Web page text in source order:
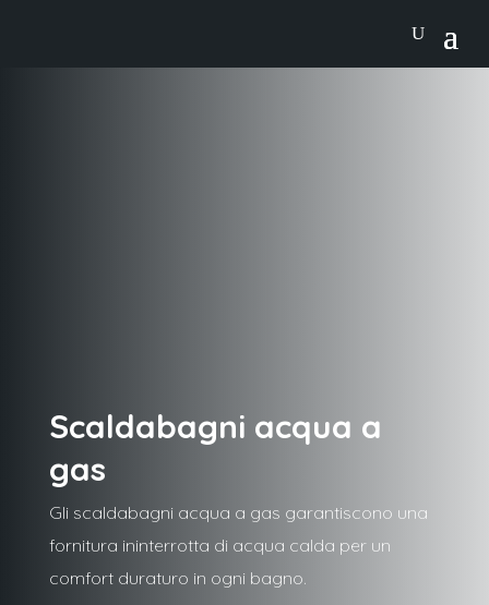
Scaldabagni acqua a
gas
Gli scaldabagni acqua a gas garantiscono una
fornitura ininterrotta di acqua calda per un
comfort duraturo in ogni bagno.